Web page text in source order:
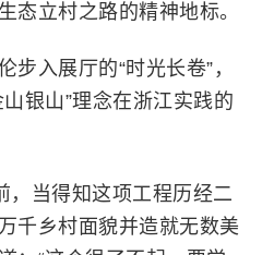
态立村之路的精神地标。
步入展厅的“时光长卷”，
银山”理念在浙江实践的
，当得知这项工程历经二
千乡村面貌并造就无数美